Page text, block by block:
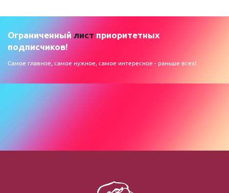
Ограниченный лист приоритетных
подписчиков!
Самое главное, самое нужное, самое интересное - раньше всех!